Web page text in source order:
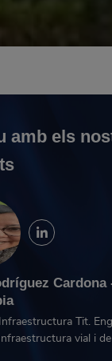
amb els
Cardona
Tit.
vial i de